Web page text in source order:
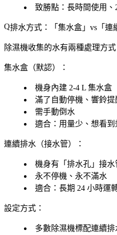
致勝點： 長時間使用、
排水方式：「 集水盒 」vs「 連
除濕機收集的水有兩種處理方式
集水盒（默認） ：
機身內建 2-4 L 集水盒
滿了自動停機、響鈴提
需手動倒水
適合： 用量少、想看到
連續排水（接水管） ：
機身有「 排水孔 」接
永不停機、永不滿水
適合： 長期 24 小時運
設定方式 ：
多數除濕機標配連續排